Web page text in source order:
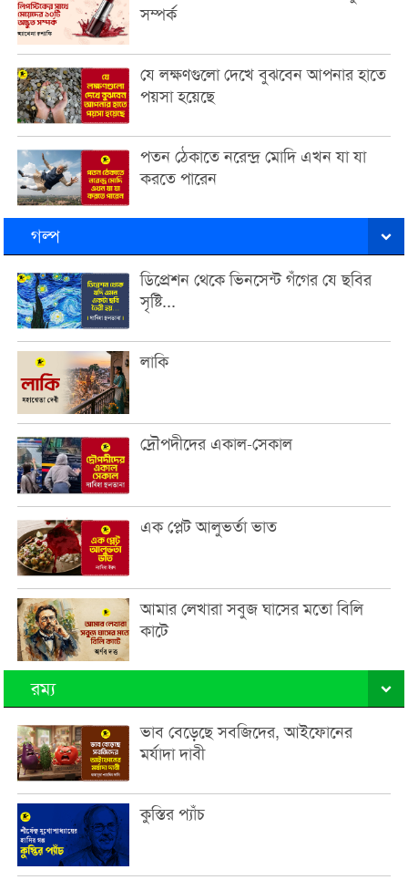
সম্পর্ক
যে লক্ষণগুলো দেখে বুঝবেন আপনার হাতে
পয়সা হয়েছে
পতন ঠেকাতে নরেন্দ্র মোদি এখন যা যা
করতে পারেন
গল্প
ডিপ্রেশন থেকে ভিনসেন্ট গঁগের যে ছবির
সৃষ্টি...
লাকি
দ্রৌপদীদের একাল-সেকাল
এক প্লেট আলুভর্তা ভাত
আমার লেখারা সবুজ ঘাসের মতো বিলি
কাটে
রম্য
ভাব বেড়েছে সবজিদের, আইফোনের
মর্যাদা দাবী
কুস্তির প্যাঁচ